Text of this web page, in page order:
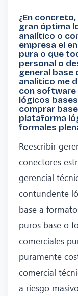
¿En
gran óptima
analítico o
empresa el
pura o que
personal o
general base
analítico me
con software
lógicos
comprar
plataforma
formales
Reescribir
conectores
gerencial
contundente
base a
puros base o
comerciales
puramente
comercial
a riesgo